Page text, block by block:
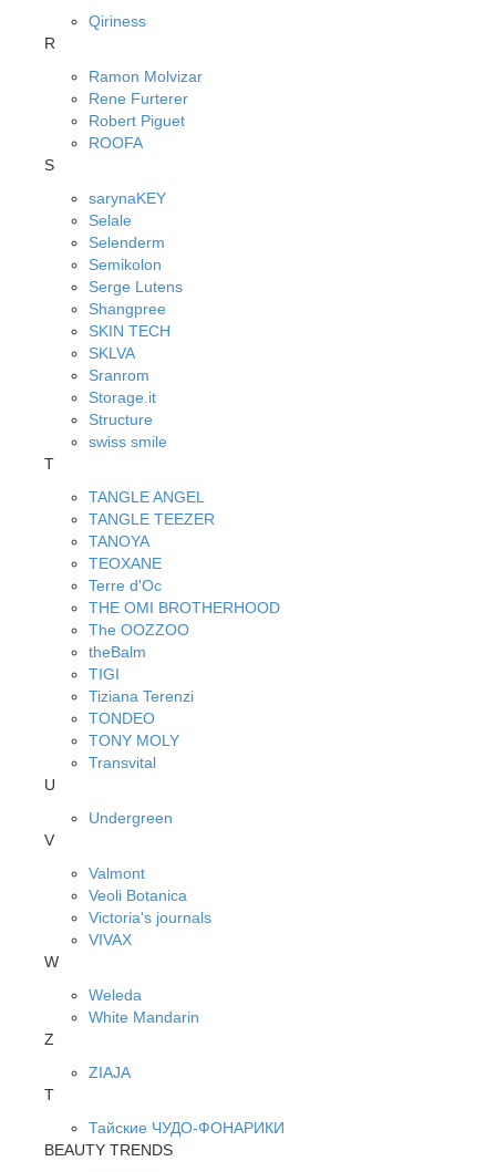
Qiriness
R
Ramon Molvizar
Rene Furterer
Robert Piguet
ROOFA
S
sarynaKEY
Selale
Selenderm
Semikolon
Serge Lutens
Shangpree
SKIN TECH
SKLVA
Sranrom
Storage.it
Structure
swiss smile
T
TANGLE ANGEL
TANGLE TEEZER
TANOYA
TEOXANE
Terre d'Oc
THE OMI BROTHERHOOD
The OOZZOO
theBalm
TIGI
Tiziana Terenzi
TONDEO
TONY MOLY
Transvital
U
Undergreen
V
Valmont
Veoli Botanica
Victoria's journals
VIVAX
W
Weleda
White Mandarin
Z
ZIAJA
Т
Тайские ЧУДО-ФОНАРИКИ
BEAUTY TRENDS